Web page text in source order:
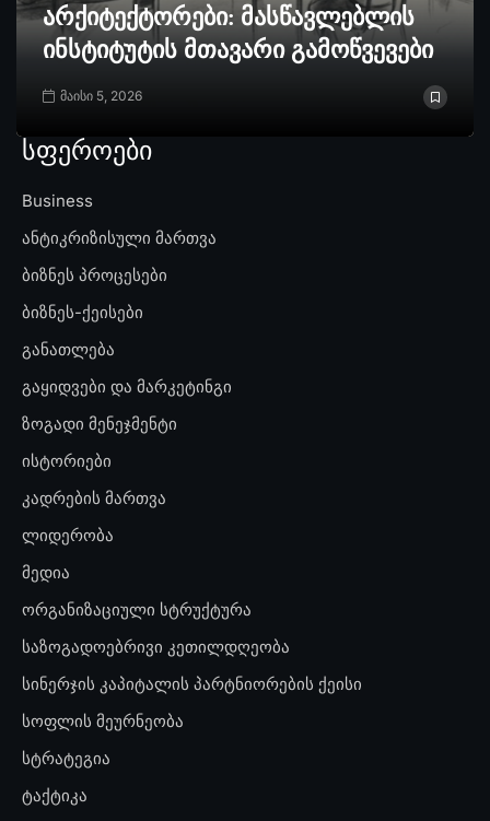
არქიტექტორები: მასწავლებლის
ინსტიტუტის მთავარი გამოწვევები
მაისი 5, 2026
სფეროები
Business
ანტიკრიზისული მართვა
ბიზნეს პროცესები
ბიზნეს-ქეისები
განათლება
გაყიდვები და მარკეტინგი
ზოგადი მენეჯმენტი
ისტორიები
კადრების მართვა
ლიდერობა
მედია
ორგანიზაციული სტრუქტურა
საზოგადოებრივი კეთილდღეობა
სინერჯის კაპიტალის პარტნიორების ქეისი
სოფლის მეურნეობა
სტრატეგია
ტაქტიკა